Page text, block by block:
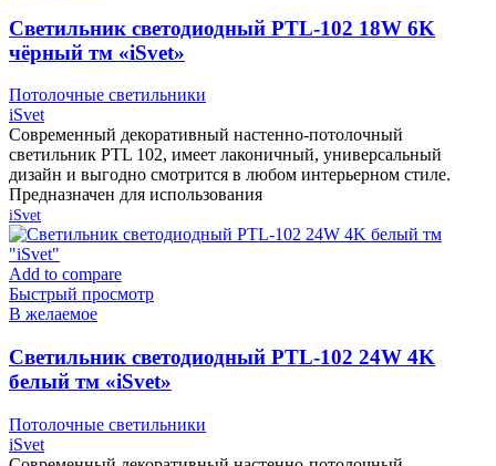
Cветильник светодиодный PTL-102 18W 6K
чёрный тм «iSvet»
Потолочные светильники
iSvet
Современный декоративный настенно-потолочный
светильник PTL 102, имеет лаконичный, универсальный
дизайн и выгодно смотрится в любом интерьерном стиле.
Предназначен для использования
iSvet
Add to compare
Быстрый просмотр
В желаемое
Cветильник светодиодный PTL-102 24W 4K
белый тм «iSvet»
Потолочные светильники
iSvet